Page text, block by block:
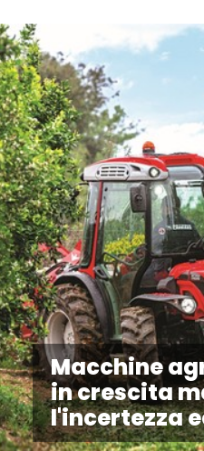
Macchine
in crescita
l'incertezza